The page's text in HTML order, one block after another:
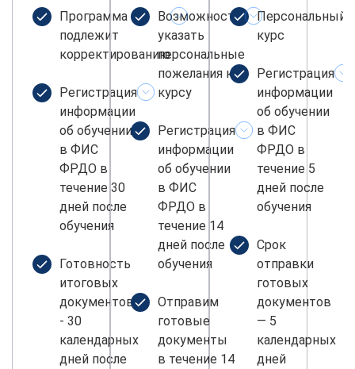
Программа не
подлежит
корректированию
Регистрация
информации
об обучении
в ФИС
ФРДО в
течение 30
дней после
обучения
Готовность
итоговых
документов
- 30
календарных
дней после
Возможность
указать
персональные
пожелания к
курсу
Регистрация
информации
об обучении
в ФИС
ФРДО в
течение 14
дней после
обучения
Отправим
готовые
документы
в течение 14
Персональный
курс
Регистрация
информации
об обучении
в ФИС
ФРДО в
течение 5
дней после
обучения
Срок
отправки
готовых
документов
— 5
календарных
дней